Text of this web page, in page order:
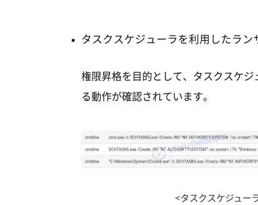
タスクスケジューラを利用したラン
権限昇格を目的として、タスクスケ
る動作が確認されています。
<タスクスケジュー